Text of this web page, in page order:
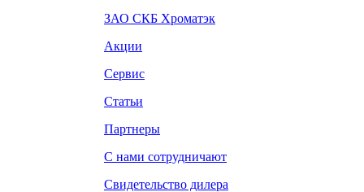
ЗАО СКБ Хроматэк
Акции
Сервис
Статьи
Партнеры
С нами сотрудничают
Свидетельство дилера